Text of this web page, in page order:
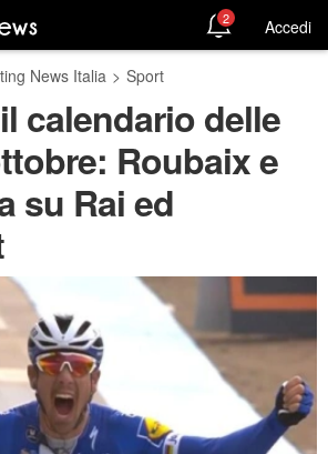
2 Accedi
News Italia > Sport
calendario delle
Roubaix e
su Rai ed